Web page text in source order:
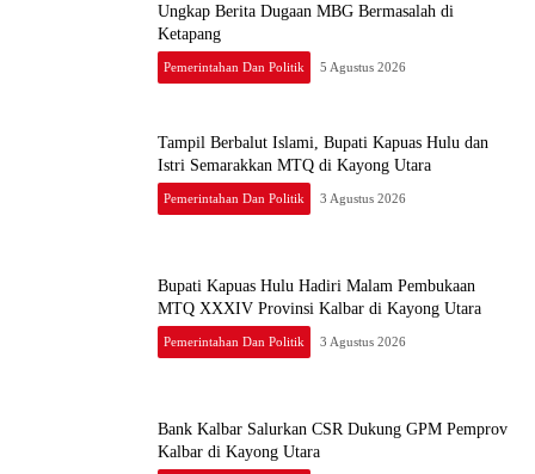
Ungkap Berita Dugaan MBG Bermasalah di
Ketapang
Pemerintahan Dan Politik 5 Agustus 2026
Tampil Berbalut Islami, Bupati Kapuas Hulu dan
Istri Semarakkan MTQ di Kayong Utara
Pemerintahan Dan Politik 3 Agustus 2026
Bupati Kapuas Hulu Hadiri Malam Pembukaan
MTQ XXXIV Provinsi Kalbar di Kayong Utara
Pemerintahan Dan Politik 3 Agustus 2026
Bank Kalbar Salurkan CSR Dukung GPM Pemprov
Kalbar di Kayong Utara